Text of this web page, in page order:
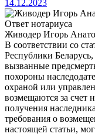
14.12.2023
Ответ нотариуса
Живодер Игорь
В соответствии со
Республики
вызванные
похороны
охраной или
возмещаются за счет
получения
требования о
настоящей статьи,